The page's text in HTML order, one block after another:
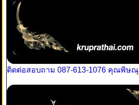
ติดต่อสอบถาม 087-613-1076 คุณพิษณุ